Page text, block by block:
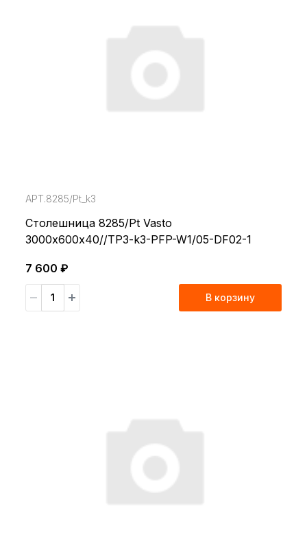
АРТ.8285/Pt_k3
Столешница 8285/Pt Vasto
3000х600х40//TP3-k3-PFP-W1/05-DF02-1
7 600 ₽
В корзину